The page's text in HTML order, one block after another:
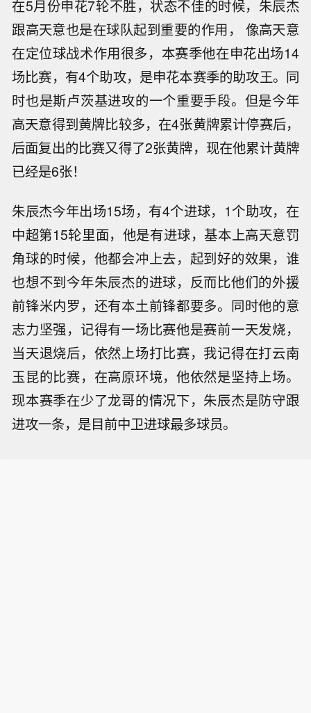
在5月份申花7轮不胜，状态不佳的时候，朱辰杰
跟高天意也是在球队起到重要的作用， 像高天意
在定位球战术作用很多，本赛季他在申花出场14
场比赛，有4个助攻，是申花本赛季的助攻王。同
时也是斯卢茨基进攻的一个重要手段。但是今年
高天意得到黄牌比较多，在4张黄牌累计停赛后，
后面复出的比赛又得了2张黄牌，现在他累计黄牌
已经是6张！
朱辰杰今年出场15场，有4个进球，1个助攻，在
中超第15轮里面，他是有进球，基本上高天意罚
角球的时候，他都会冲上去，起到好的效果，谁
也想不到今年朱辰杰的进球，反而比他们的外援
前锋米内罗，还有本土前锋都要多。同时他的意
志力坚强，记得有一场比赛他是赛前一天发烧，
当天退烧后，依然上场打比赛，我记得在打云南
玉昆的比赛，在高原环境，他依然是坚持上场。
现本赛季在少了龙哥的情况下，朱辰杰是防守跟
进攻一条，是目前中卫进球最多球员。